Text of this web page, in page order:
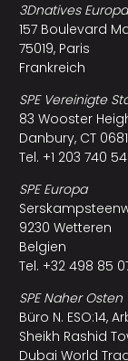
3Dnatives Europa
157 Boulevard
75019, Paris
Frankreich
SPE Vereinigte
83 Wooster
Danbury, CT
Tel. +1 203 740
SPE Europa
9230 Wetteren
Belgien
Tel. +32 498 85
SPE Naher Osten
Büro N. ESO:14,
Sheikh Rashid
Dubai World